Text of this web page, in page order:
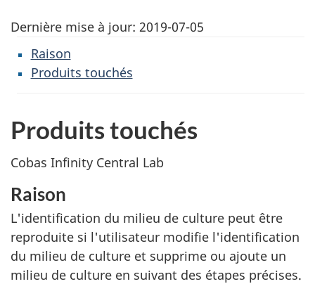
Dernière mise à jour: 2019-07-05
Raison
Produits touchés
Produits touchés
Cobas Infinity Central Lab
Raison
L'identification du milieu de culture peut être
reproduite si l'utilisateur modifie l'identification
du milieu de culture et supprime ou ajoute un
milieu de culture en suivant des étapes précises.